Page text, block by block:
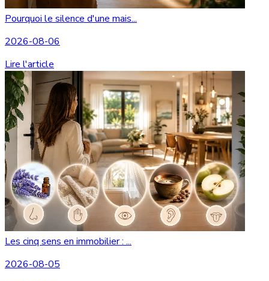
Pourquoi le silence d'une mais...
2026-08-06
Lire l'article
Les cinq sens en immobilier : ...
2026-08-05